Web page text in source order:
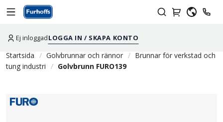
Ej inloggadLOGGA IN / SKAPA KONTO
Startsida Golvbrunnar och rännor
Brunnar för verkstad och
tung industri
Golvbrunn FURO139